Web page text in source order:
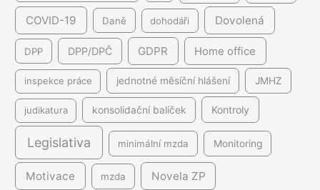
COVID-19 Daně dohodáři Dovolená
DPP DPP/DPČ GDPR Home office
inspekce práce jednotné měsíční hlášení JMHZ
judikatura konsolidační balíček Kontroly
Legislativa minimální mzda Monitoring
Motivace mzda Novela ZP